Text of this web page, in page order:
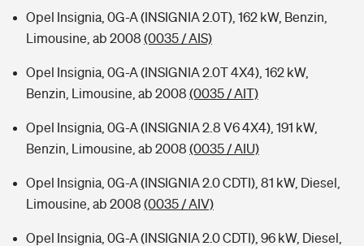
Kinderunfall-Check: Mehr Sicherheit für deine Kids
Sie haben Fragen?
Opel Insignia, 0G-A (INSIGNIA 2.0T), 162 kW, Benzin,
Limousine, ab 2008 (0035 / AIS)
Opel Insignia, 0G-A (INSIGNIA 2.0T 4X4), 162 kW,
Benzin, Limousine, ab 2008 (0035 / AIT)
Opel Insignia, 0G-A (INSIGNIA 2.8 V6 4X4), 191 kW,
Benzin, Limousine, ab 2008 (0035 / AIU)
Opel Insignia, 0G-A (INSIGNIA 2.0 CDTI), 81 kW, Diesel,
Limousine, ab 2008 (0035 / AIV)
Opel Insignia, 0G-A (INSIGNIA 2.0 CDTI), 96 kW, Diesel,